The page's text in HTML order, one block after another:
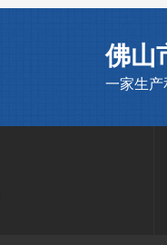
佛山
一家生产